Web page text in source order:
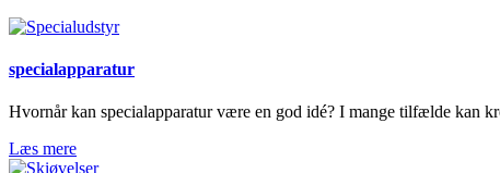
specialapparatur
Hvornår kan specialapparatur være en god idé? I mange tilfælde kan
Læs mere